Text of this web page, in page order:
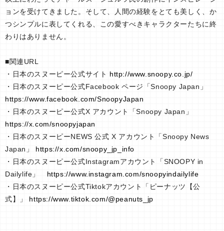
ョンを受けてきました。そして、人間の経験をとても美しく、か
つシンプルに表してくれる、この愛すべきキャラクターたちに終
わりはありません。
■関連URL
・日本のスヌーピー公式サイト http://www.snoopy.co.jp/
・日本のスヌーピー公式Facebook ページ「Snoopy Japan」
https://www.facebook.com/SnoopyJapan
・日本のスヌーピー公式X アカウント「Snoopy Japan」
https://x.com/snoopyjapan
・日本のスヌーピーNEWS 公式 X アカウント「Snoopy News
Japan」 https://x.com/snoopy_jp_info
・日本のスヌーピー公式Instagramアカウント「SNOOPY in
Dailylife」 https://www.instagram.com/snoopyindailylife
・日本のスヌーピー公式Tiktokアカウント「ピーナッツ【公
式】」 https://www.tiktok.com/@peanuts_jp